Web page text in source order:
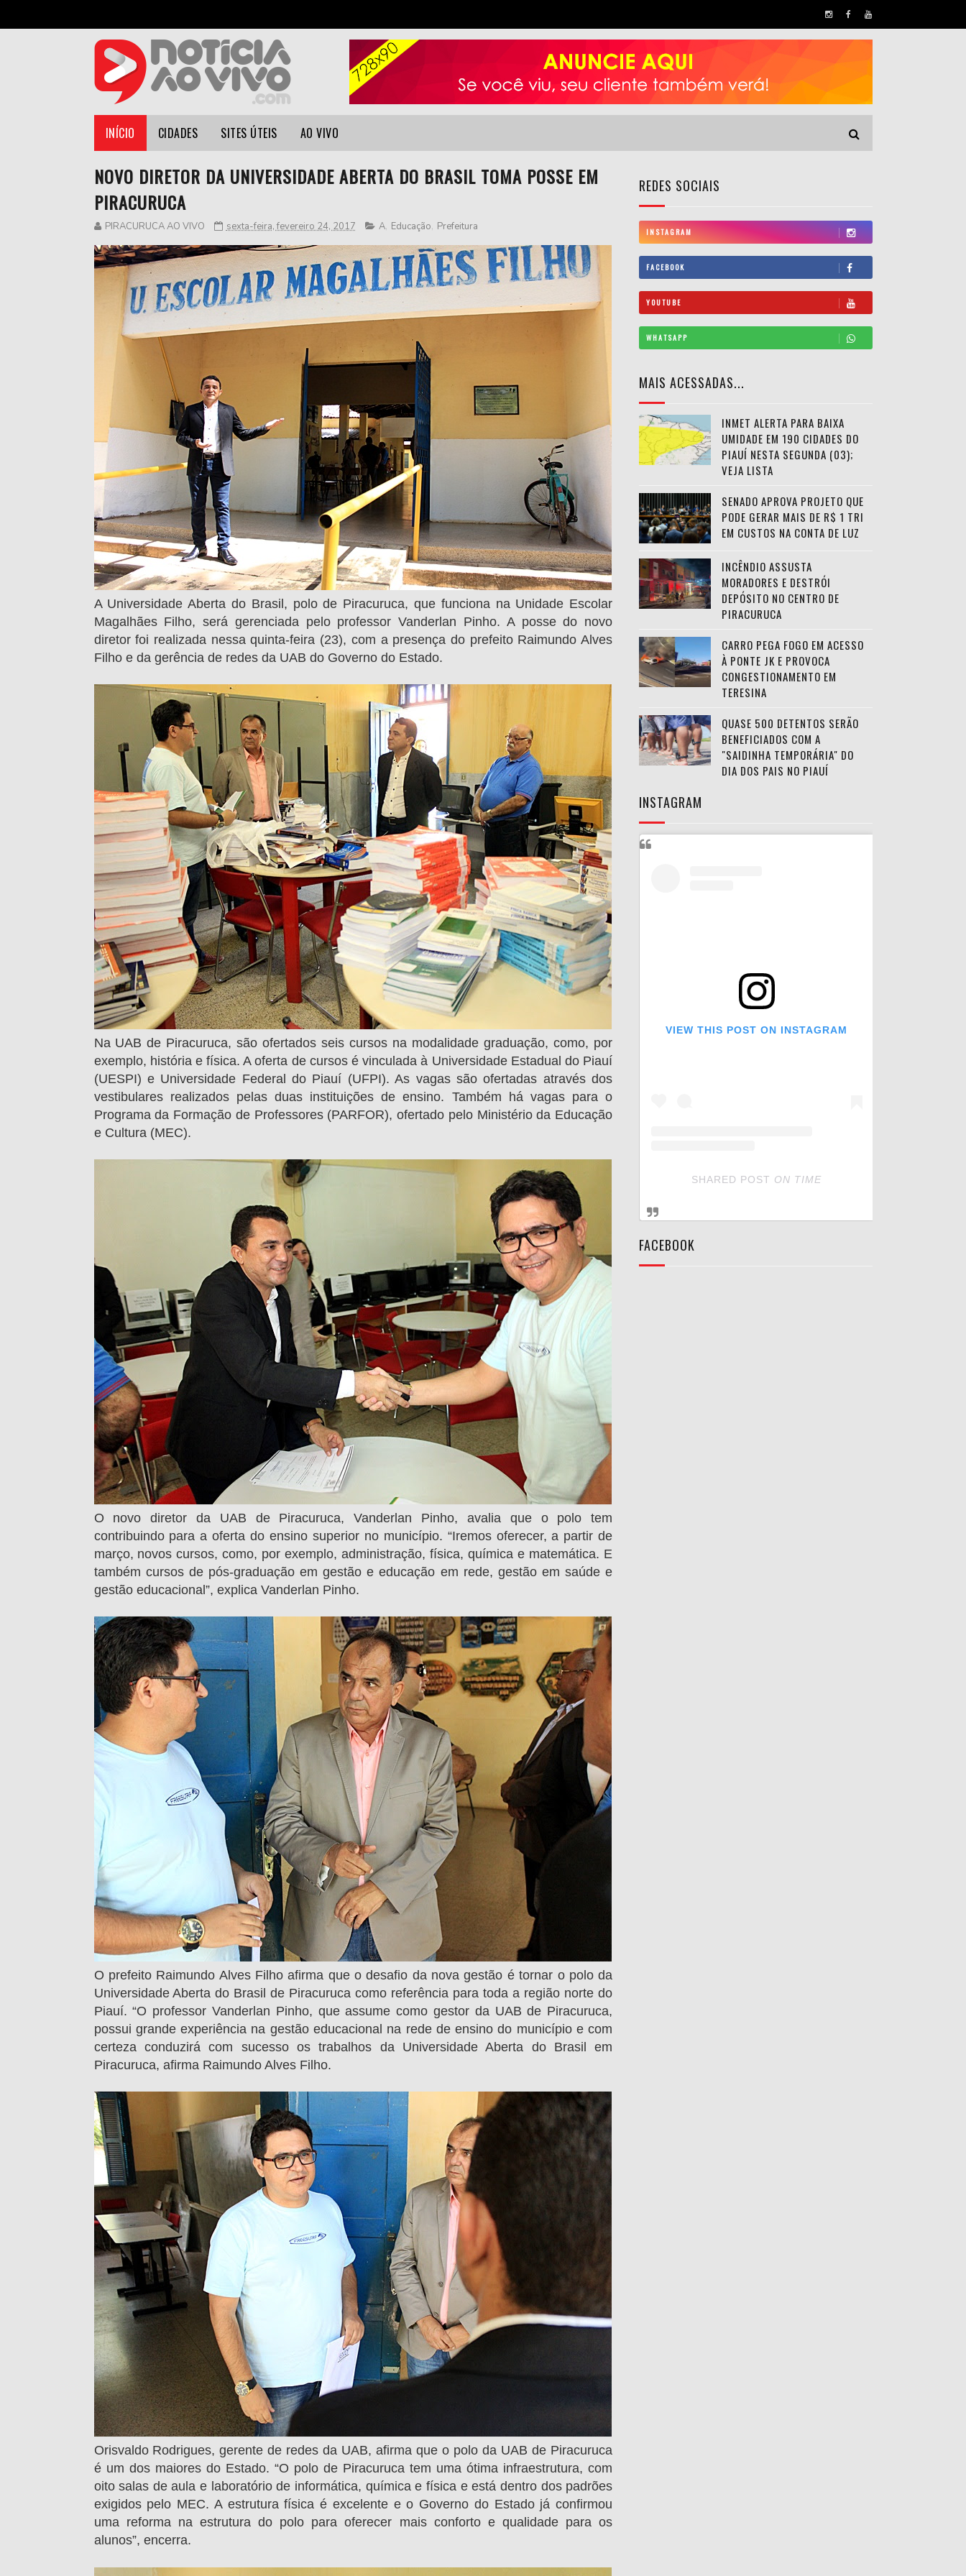
INÍCIO CIDADES SITES ÚTEIS AO VIVO
NOVO DIRETOR DA UNIVERSIDADE ABERTA DO BRASIL TOMA POSSE EM
PIRACURUCA
PIRACURUCA AO VIVO sexta-feira, fevereiro 24, 2017 A, Educação, Prefeitura
A Universidade Aberta do Brasil, polo de Piracuruca, que funciona na Unidade Escolar
Magalhães Filho, será gerenciada pelo professor Vanderlan Pinho. A posse do novo
diretor foi realizada nessa quinta-feira (23), com a presença do prefeito Raimundo Alves
Filho e da gerência de redes da UAB do Governo do Estado.
Na UAB de Piracuruca, são ofertados seis cursos na modalidade graduação, como, por
exemplo, história e física. A oferta de cursos é vinculada à Universidade Estadual do Piauí
(UESPI) e Universidade Federal do Piauí (UFPI). As vagas são ofertadas através dos
vestibulares realizados pelas duas instituições de ensino. Também há vagas para o
Programa da Formação de Professores (PARFOR), ofertado pelo Ministério da Educação
e Cultura (MEC).
O novo diretor da UAB de Piracuruca, Vanderlan Pinho, avalia que o polo tem
contribuindo para a oferta do ensino superior no município. “Iremos oferecer, a partir de
março, novos cursos, como, por exemplo, administração, física, química e matemática. E
também cursos de pós-graduação em gestão e educação em rede, gestão em saúde e
gestão educacional”, explica Vanderlan Pinho.
O prefeito Raimundo Alves Filho afirma que o desafio da nova gestão é tornar o polo da
Universidade Aberta do Brasil de Piracuruca como referência para toda a região norte do
Piauí. “O professor Vanderlan Pinho, que assume como gestor da UAB de Piracuruca,
possui grande experiência na gestão educacional na rede de ensino do município e com
certeza conduzirá com sucesso os trabalhos da Universidade Aberta do Brasil em
Piracuruca, afirma Raimundo Alves Filho.
Orisvaldo Rodrigues, gerente de redes da UAB, afirma que o polo da UAB de Piracuruca
é um dos maiores do Estado. “O polo de Piracuruca tem uma ótima infraestrutura, com
oito salas de aula e laboratório de informática, química e física e está dentro dos padrões
exigidos pelo MEC. A estrutura física é excelente e o Governo do Estado já confirmou
uma reforma na estrutura do polo para oferecer mais conforto e qualidade para os
alunos”, encerra.
REDES SOCIAIS
INSTAGRAM
FACEBOOK
YOUTUBE
WHATSAPP
MAIS ACESSADAS...
INMET ALERTA PARA BAIXA
UMIDADE EM 190 CIDADES DO
PIAUÍ NESTA SEGUNDA (03);
VEJA LISTA
SENADO APROVA PROJETO QUE
PODE GERAR MAIS DE R$ 1 TRI
EM CUSTOS NA CONTA DE LUZ
INCÊNDIO ASSUSTA
MORADORES E DESTRÓI
DEPÓSITO NO CENTRO DE
PIRACURUCA
CARRO PEGA FOGO EM ACESSO
À PONTE JK E PROVOCA
CONGESTIONAMENTO EM
TERESINA
QUASE 500 DETENTOS SERÃO
BENEFICIADOS COM A
"SAIDINHA TEMPORÁRIA" DO
DIA DOS PAIS NO PIAUÍ
INSTAGRAM
VIEW THIS POST ON INSTAGRAM
SHARED POST ON TIME
FACEBOOK